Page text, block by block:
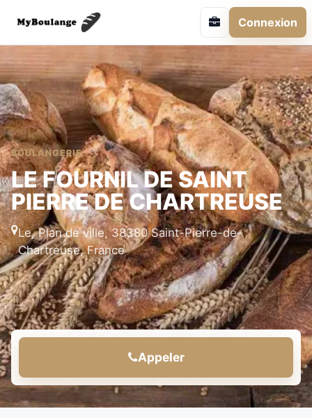
Connexion
BOULANGERIE
LE FOURNIL DE SAINT
PIERRE DE CHARTREUSE
Le, Plan de ville, 38380 Saint-Pierre-de-
Chartreuse, France
Appeler